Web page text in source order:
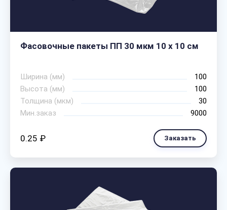
Фасовочные пакеты ПП 30 мкм 10 х 10 см
Ширина (мм)
100
Высота (мм)
100
Толщина (мкм)
30
Мин.заказ
9000
0.25 ₽ Заказать